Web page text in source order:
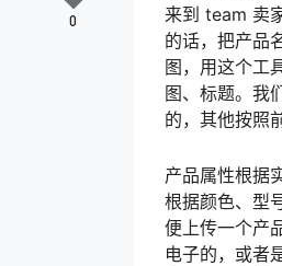
来到 team 卖
的话，把产品
图，用这个工
图、标题。我
的，其他按照
产品属性根据
根据颜色、型
便上传一个产
电子的，或者
0